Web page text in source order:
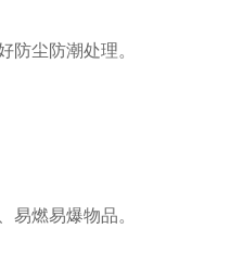
尘防潮处理。
燃易爆物品。